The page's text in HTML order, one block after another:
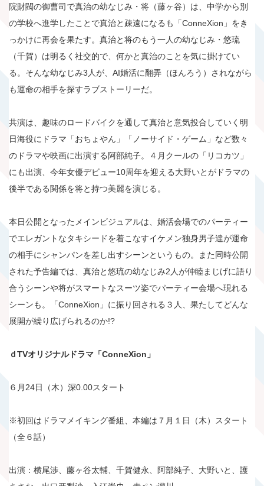
院財閥の御曹司で真治の幼なじみ・将（藤ヶ谷）は、中学から別
の学校へ進学したことで真治と疎遠になるも「ConneXion」をき
っかけに再会を果たす。真治と将のもう一人の幼なじみ・悠琉
（千賀）は明るく社交的で、何かと真治のことを気に掛けてい
る。そんな幼なじみ3人が、AI婚活に翻弄（ほんろう）されながら
も運命の相手を探すラブストーリーだ。
共演は、趣味のロードバイクを通して真治と意気投合していく明
日海役にドラマ「おちょやん」「ノーサイド・ゲーム」など数々
のドラマや映画に出演する阿部純子。４月クールの「リコカツ」
にも出演、今年女優デビュー10周年を迎える大野いとがドラマの
後半である関係を将と持つ美麗を演じる。
本日公開となったメインビジュアルは、婚活会場でのパーティー
でエレガントなタキシードを着こなすイケメン独身男子達が運命
の相手にシャンパンを差し出すシーンというもの。また同時公開
された予告編では、真治と悠琉の幼なじみ2人が仲睦まじげに語り
合うシーンや将がスマートなスーツ姿でパーティー会場へ現れる
シーンも。「ConneXion」に振り回される３人、果たしてどんな
展開が繰り広げられるのか!?
ｄTVオリジナルドラマ「ConneXion」
６月24日（木）深0.00スタート
※初回はドラマメイキング番組、本編は７月１日（木）スタート
（全６話）
出演：横尾渉、藤ヶ谷太輔、千賀健永、阿部純子、大野いと、護